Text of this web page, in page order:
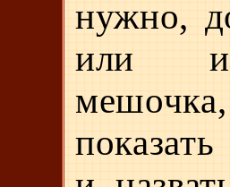
нужно,
или